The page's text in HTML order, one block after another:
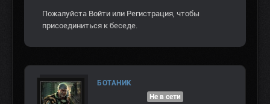
Пожалуйста Войти или Регистрация , чтобы
присоединиться к беседе.
БОТАНИК
Не в сети